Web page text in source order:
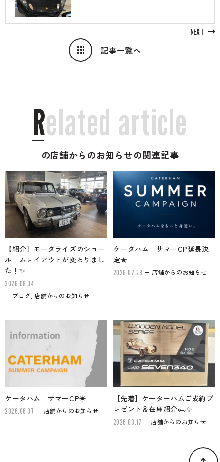
記事一覧へ
NEXT
Related article
の店舗からのお知らせの関連記事
【紹介】モータライズのショー
ルームレイアウトが変わりまし
た！✨
2026.08.04
ブログ, 店舗からのお知らせ
ケータハム サマーCP延長決
定★
2026.07.23 店舗からのお知らせ
ケータハム サマーCP☀
2026.06.07 店舗からのお知らせ
【先着】ケーターハムご成約プ
レゼント＆在庫紹介🏎✨
2026.03.17 店舗からのお知らせ